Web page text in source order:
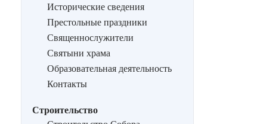
Исторические сведения
Престольные праздники
Священнослужители
Святыни храма
Образовательная деятельность
Контакты
Строительство